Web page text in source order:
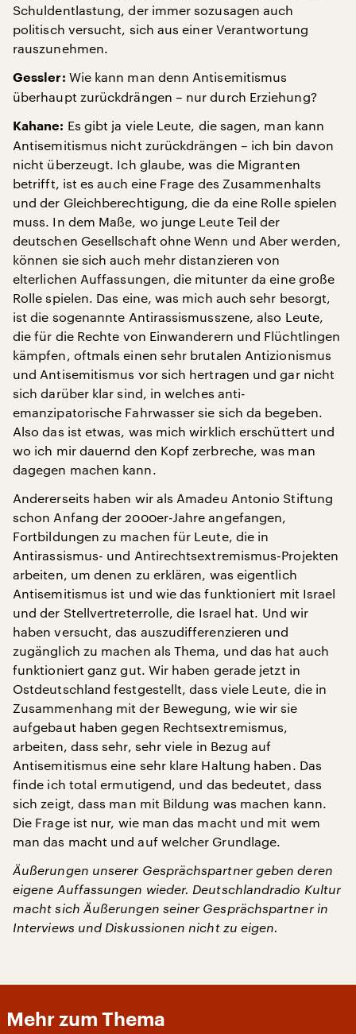
Schuldentlastung, der immer sozusagen auch
politisch versucht, sich aus einer Verantwortung
rauszunehmen.
Gessler: Wie kann man denn Antisemitismus
überhaupt zurückdrängen – nur durch Erziehung?
Kahane: Es gibt ja viele Leute, die sagen, man kann
Antisemitismus nicht zurückdrängen – ich bin davon
nicht überzeugt. Ich glaube, was die Migranten
betrifft, ist es auch eine Frage des Zusammenhalts
und der Gleichberechtigung, die da eine Rolle spielen
muss. In dem Maße, wo junge Leute Teil der
deutschen Gesellschaft ohne Wenn und Aber werden,
können sie sich auch mehr distanzieren von
elterlichen Auffassungen, die mitunter da eine große
Rolle spielen. Das eine, was mich auch sehr besorgt,
ist die sogenannte Antirassismusszene, also Leute,
die für die Rechte von Einwanderern und Flüchtlingen
kämpfen, oftmals einen sehr brutalen Antizionismus
und Antisemitismus vor sich hertragen und gar nicht
sich darüber klar sind, in welches anti-
emanzipatorische Fahrwasser sie sich da begeben.
Also das ist etwas, was mich wirklich erschüttert und
wo ich mir dauernd den Kopf zerbreche, was man
dagegen machen kann.
Andererseits haben wir als Amadeu Antonio Stiftung
schon Anfang der 2000er-Jahre angefangen,
Fortbildungen zu machen für Leute, die in
Antirassismus- und Antirechtsextremismus-Projekten
arbeiten, um denen zu erklären, was eigentlich
Antisemitismus ist und wie das funktioniert mit Israel
und der Stellvertreterrolle, die Israel hat. Und wir
haben versucht, das auszudifferenzieren und
zugänglich zu machen als Thema, und das hat auch
funktioniert ganz gut. Wir haben gerade jetzt in
Ostdeutschland festgestellt, dass viele Leute, die in
Zusammenhang mit der Bewegung, wie wir sie
aufgebaut haben gegen Rechtsextremismus,
arbeiten, dass sehr, sehr viele in Bezug auf
Antisemitismus eine sehr klare Haltung haben. Das
finde ich total ermutigend, und das bedeutet, dass
sich zeigt, dass man mit Bildung was machen kann.
Die Frage ist nur, wie man das macht und mit wem
man das macht und auf welcher Grundlage.
Äußerungen unserer Gesprächspartner geben deren
eigene Auffassungen wieder. Deutschlandradio Kultur
macht sich Äußerungen seiner Gesprächspartner in
Interviews und Diskussionen nicht zu eigen.
Mehr zum Thema